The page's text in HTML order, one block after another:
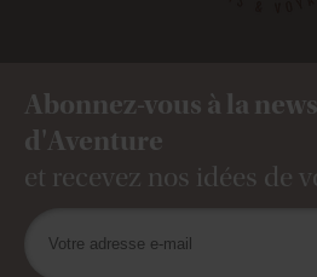
Abonnez-vous à la
d'Aventure
et recevez nos idées de